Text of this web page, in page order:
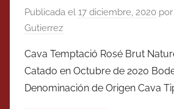
Publicada el 17 diciembre, 2020 por
Gutierrez
Cava Temptació Rosé Brut
Catado en Octubre de 2020
Denominación de Origen Cava